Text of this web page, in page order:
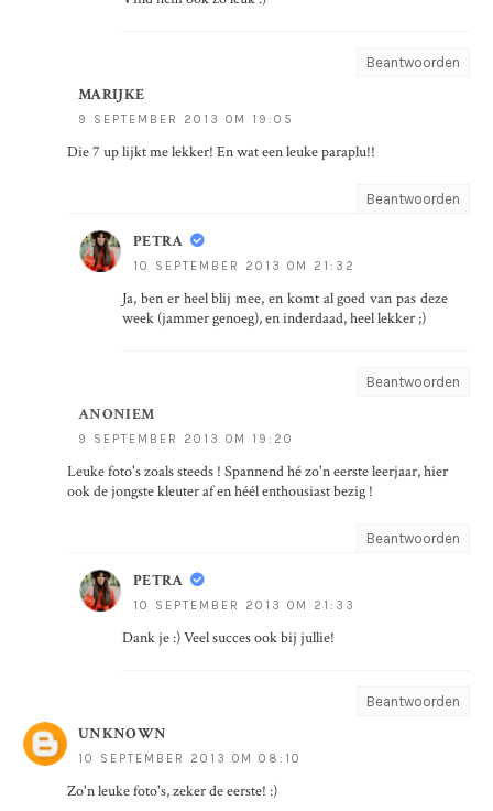
Beantwoorden
MARIJKE
9 SEPTEMBER 2013 OM 19:05
Die 7 up lijkt me lekker! En wat een leuke paraplu!!
Beantwoorden
PETRA
10 SEPTEMBER 2013 OM 21:32
Ja, ben er heel blij mee, en komt al goed van pas deze
week (jammer genoeg), en inderdaad, heel lekker ;)
Beantwoorden
ANONIEM
9 SEPTEMBER 2013 OM 19:20
Leuke foto's zoals steeds ! Spannend hé zo'n eerste leerjaar, hier
ook de jongste kleuter af en héél enthousiast bezig !
Beantwoorden
PETRA
10 SEPTEMBER 2013 OM 21:33
Dank je :) Veel succes ook bij jullie!
Beantwoorden
UNKNOWN
10 SEPTEMBER 2013 OM 08:10
Zo'n leuke foto's, zeker de eerste! :)